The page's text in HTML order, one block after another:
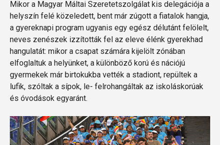
Mikor a Magyar Máltai Szeretetszolgálat kis delegációja a
helyszín felé közeledett, bent már zúgott a fiatalok hangja,
a gyereknapi program ugyanis egy egész délutánt felölelt,
neves zenészek izzították fel az eleve élénk gyerekhad
hangulatát: mikor a csapat számára kijelölt zónában
elfoglaltuk a helyünket, a különböző korú és nációjú
gyermekek már birtokukba vették a stadiont, repültek a
lufik, szóltak a sípok, le- felrohangáltak az iskoláskorúak
és óvodások egyaránt.